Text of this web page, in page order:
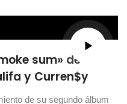
sum» de
y Curren$y
de su segundo álbum